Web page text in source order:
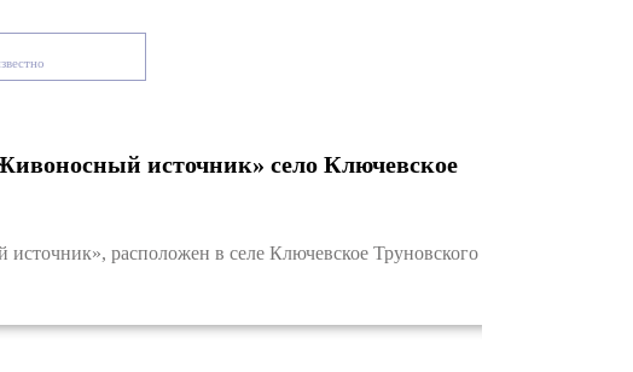
источник» село Ключевское
расположен в селе Ключевское Труновского